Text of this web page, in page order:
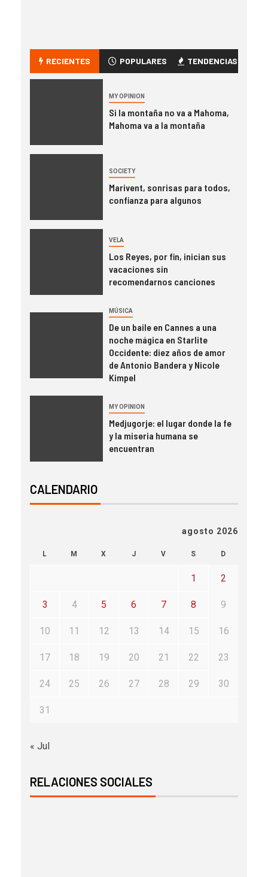
RECIENTES POPULARES TENDENCIAS
MY OPINION
Si la montaña no va a Mahoma,
Mahoma va a la montaña
SOCIETY
Marivent, sonrisas para todos,
confianza para algunos
VELA
Los Reyes, por fin, inician sus
vacaciones sin
recomendarnos canciones
MÚSICA
De un baile en Cannes a una
noche mágica en Starlite
Occidente: diez años de amor
de Antonio Bandera y Nicole
Kimpel
MY OPINION
Medjugorje: el lugar donde la fe
y la miseria humana se
encuentran
CALENDARIO
agosto 2026
L M X J V S D
1 2
3 4 5 6 7 8 9
10 11 12 13 14 15 16
17 18 19 20 21 22 23
24 25 26 27 28 29 30
31
« Jul
RELACIONES SOCIALES